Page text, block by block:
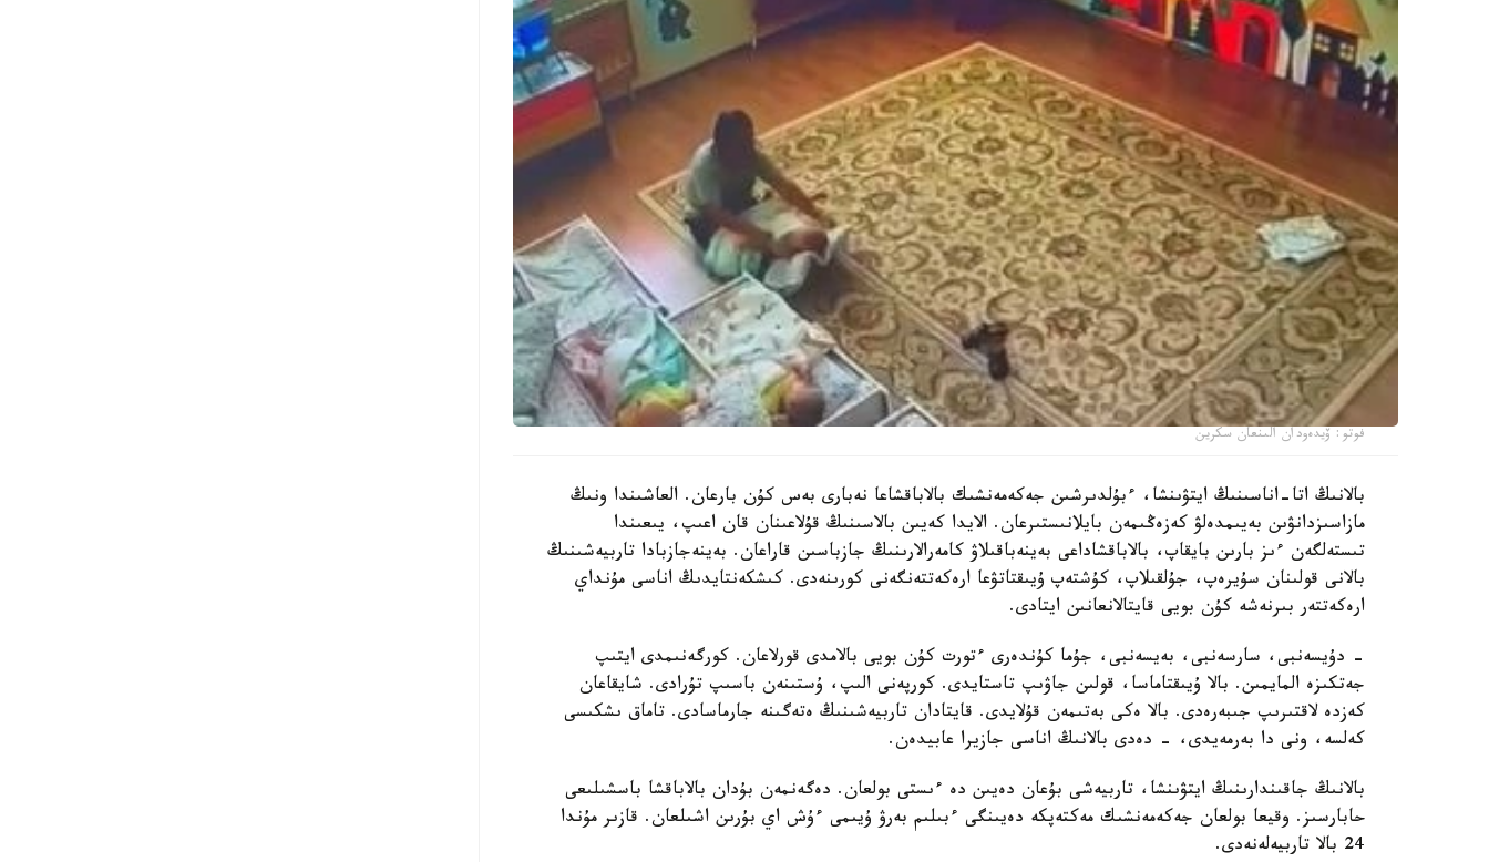
فوتو: ۆيدەودان الىنعان سكرين
بالانىڭ اتا-اناسىنىڭ ايتۋىنشا، ءبۇلدىرشىن جەكەمەنشىك بالاباقشاعا نەبارى بەس كۇن بارعان. العاشىندا ونىڭ
مازاسىزدانۋىن بەيىمدەلۋ كەزەڭىمەن بايلانىستىرعان. الايدا كەيىن بالاسىنىڭ قۇلاعىنان قان اعىپ، يىعىندا
تىستەلگەن ءىز بارىن بايقاپ، بالاباقشاداعى بەينەباقىلاۋ كامەرالارىنىڭ جازباسىن قاراعان. بەينەجازبادا تاربيەشىنىڭ
بالانى قولىنان سۇيرەپ، جۇلقىلاپ، كۇشتەپ ۇيىقتاتۋعا ارەكەتتەنگەنى كورىنەدى. كىشكەنتايدىڭ اناسى مۇنداي
ارەكەتتەر بىرنەشە كۇن بويى قايتالانعانىن ايتادى.
- دۇيسەنبى، سارسەنبى، بەيسەنبى، جۇما كۇندەرى ءتورت كۇن بويى بالامدى قورلاعان. كورگەنىمدى ايتىپ
جەتكىزە المايمىن. بالا ۇيىقتاماسا، قولىن جاۋىپ تاستايدى. كورپەنى الىپ، ۇستىنەن باسىپ تۇرادى. شايقاعان
كەزدە لاقتىرىپ جىبەرەدى. بالا ەكى بەتىمەن قۇلايدى. قايتادان تاربيەشىنىڭ ەتەگىنە جارماسادى. تاماق ىشكىسى
كەلسە، ونى دا بەرمەيدى، - دەدى بالانىڭ اناسى جازيرا عابيدەن.
بالانىڭ جاقىندارىنىڭ ايتۋىنشا، تاربيەشى بۇعان دەيىن دە ءىستى بولعان. دەگەنمەن بۇدان بالاباقشا باسشىلىعى
حابارسىز. وقيعا بولعان جەكەمەنشىك مەكتەپكە دەيىنگى ءبىلىم بەرۋ ۇيىمى ءۇش اي بۇرىن اشىلعان. قازىر مۇندا
24 بالا تاربيەلەنەدى.